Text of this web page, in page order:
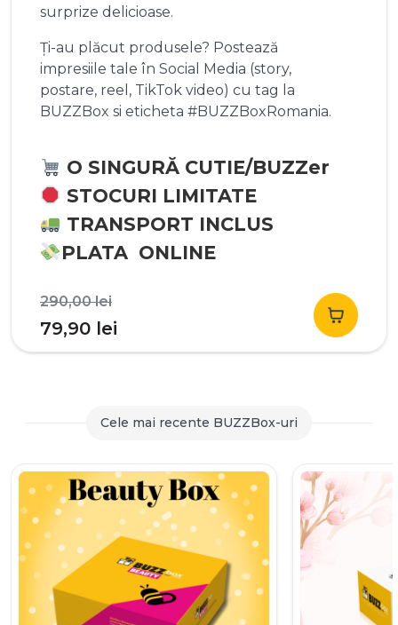
surprize delicioase.
Ți-au plăcut produsele? Postează
impresiile tale în Social Media (story,
postare, reel, TikTok video) cu tag la
BUZZBox si eticheta #BUZZBoxRomania.
O SINGURĂ CUTIE/BUZZer
STOCURI LIMITATE
TRANSPORT INCLUS
PLATA ONLINE
290,00leiPrețul
inițial
a
290,00 lei.
79,90 lei
curent
79,90 lei.
Cele mai recente BUZZBox-uri